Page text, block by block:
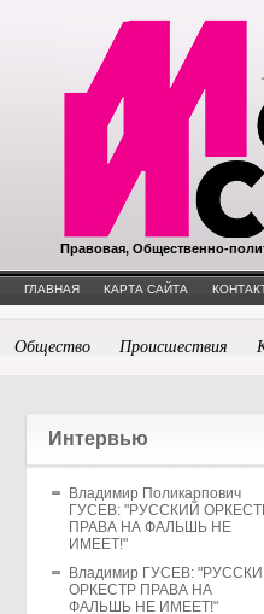
Правовая, Общественно-
ГЛАВНАЯ КАРТА САЙТА
Общество Происшествия
Интервью
Владимир Поликарпович
ГУСЕВ: "РУССКИЙ
ПРАВА НА ФАЛЬШЬ НЕ
ИМЕЕТ!"
Владимир ГУСЕВ:
ОРКЕСТР ПРАВА НА
ФАЛЬШЬ НЕ ИМЕЕТ!"